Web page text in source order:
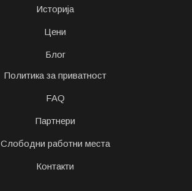
Историја
Цени
Блог
Политика за приватност
FAQ
Партнери
Слободни работни места
Контакти